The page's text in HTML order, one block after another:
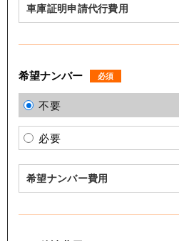
車庫証明申請代行費用
希望ナンバー 必須
不要
必要
希望ナンバー費用